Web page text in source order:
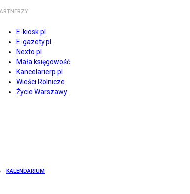
E-kiosk.pl
E-gazety.pl
Nexto.pl
Mała księgowość
Kancelarierp.pl
Wieści Rolnicze
Życie Warszawy
KALENDARIUM